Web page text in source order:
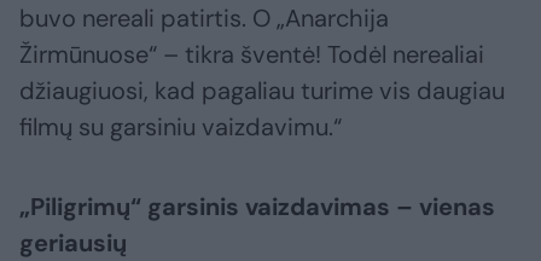
buvo nereali patirtis. O „Anarchija
Žirmūnuose“ – tikra šventė! Todėl nerealiai
džiaugiuosi, kad pagaliau turime vis daugiau
filmų su garsiniu vaizdavimu.“
„Piligrimų“ garsinis vaizdavimas – vienas
geriausių